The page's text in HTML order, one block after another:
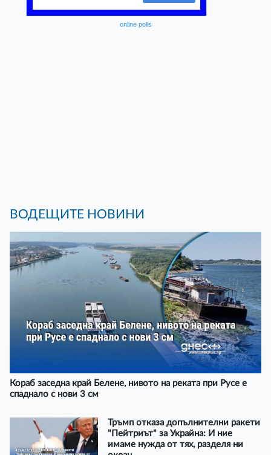
online polls
ВОДЕЩИТЕ НОВИНИ
Кораб заседна край Белене, нивото на реката при Русе е
спаднало с нови 3 см
Тръмп отказа допълнителни ракети
"Пейтриът" за Украйна: И ние
имаме нужда от тях, разделя ни